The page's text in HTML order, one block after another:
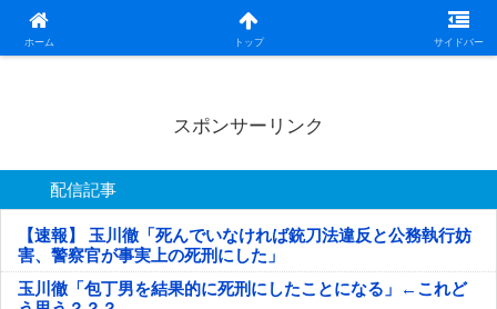
ホーム トップ サイドバー
日本第一！ニュース録
スポンサーリンク
配信記事
【速報】 玉川徹「死んでいなければ銃刀法違反と公務執行妨
害、警察官が事実上の死刑にした」
玉川徹「包丁男を結果的に死刑にしたことになる」←これど